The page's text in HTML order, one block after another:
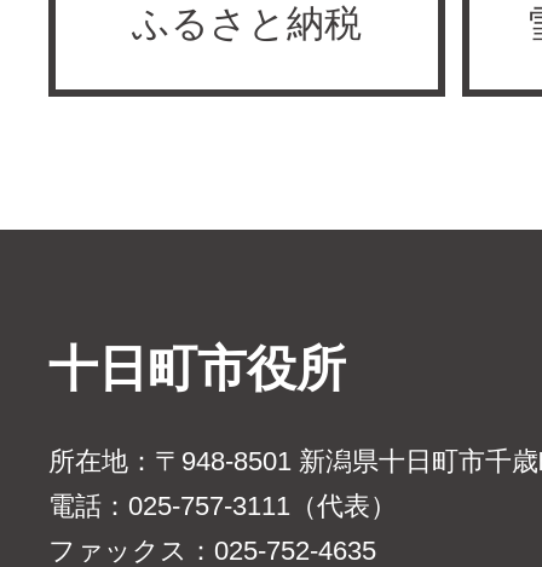
ふるさと納税
十日町市役所
所在地：〒948-8501 新潟県十日町市千
電話：025-757-3111（代表）
ファックス：025-752-4635